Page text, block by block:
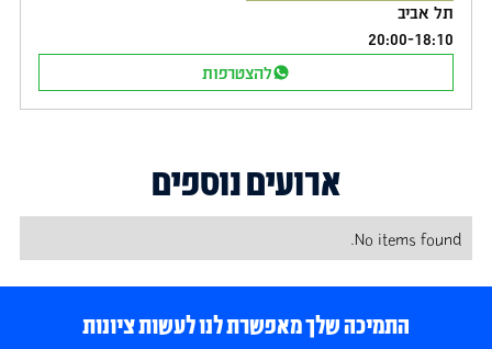
תל אביב
20:00-18:10
להצטרפות
ארועים נוספים
No items found.
התמיכה שלך מאפשרת לנו לעשות ציונות